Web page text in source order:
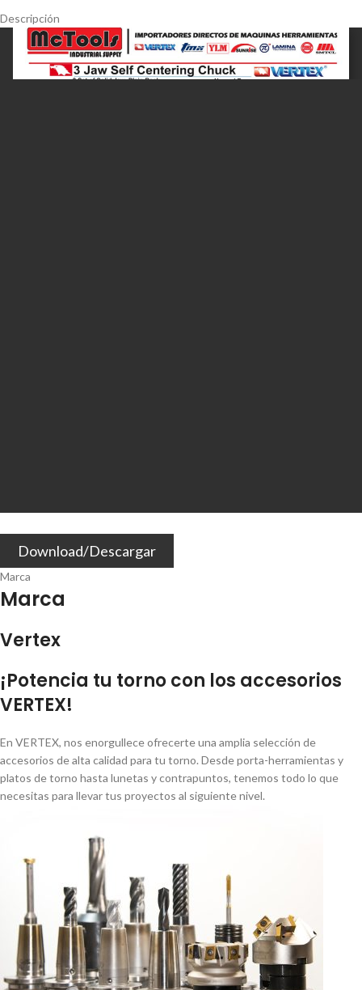
Descripción
Download/Descargar
Marca
Marca
Vertex
¡Potencia tu torno con los accesorios
VERTEX!
En VERTEX, nos enorgullece ofrecerte una amplia selección de
accesorios de alta calidad para tu torno. Desde porta-herramientas y
platos de torno hasta lunetas y contrapuntos, tenemos todo lo que
necesitas para llevar tus proyectos al siguiente nivel.